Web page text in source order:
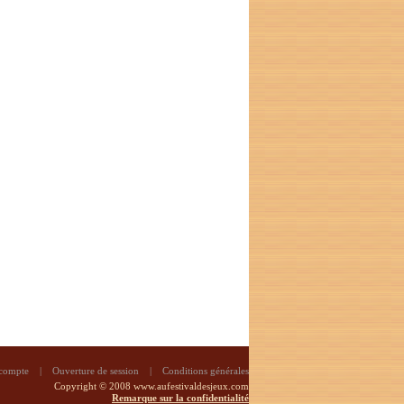
| Ouverture de session |
Conditions générales
Copyright © 2008 www.aufestivaldesjeux.com
Remarque sur la confidentialité